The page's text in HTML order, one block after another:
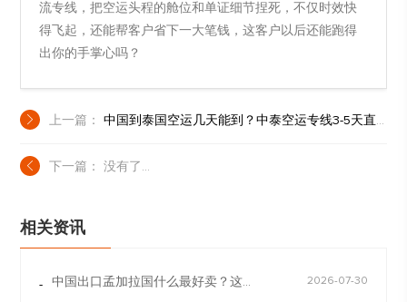
流专线，把空运头程的舱位和单证细节捏死，不仅时效快
得飞起，还能帮客户省下一大笔钱，这客户以后还能跑得
出你的手掌心吗？
上一篇：中国到泰国空运几天能到？中泰空运专线3-5天直达，双清到门更省心
下一篇： 没有了...
相关资讯
- 2026-07-30